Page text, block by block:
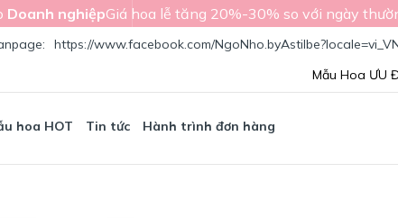
Doanh nghiệpGiá hoa lễ tăng 20%-30% so với ngày
https://www.facebook.com/
Mẫu Hoa ƯU
hoa HOT Tin tức Hành trình đơn hàng